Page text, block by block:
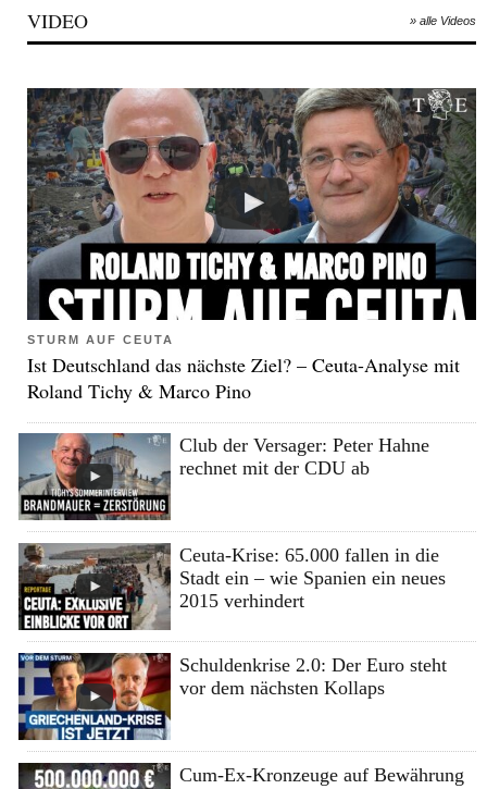
VIDEO » alle Videos
STURM AUF CEUTA
Ist Deutschland das nächste Ziel? – Ceuta-Analyse mit
Roland Tichy & Marco Pino
Club der Versager: Peter Hahne
rechnet mit der CDU ab
Ceuta-Krise: 65.000 fallen in die
Stadt ein – wie Spanien ein neues
2015 verhindert
Schuldenkrise 2.0: Der Euro steht
vor dem nächsten Kollaps
Cum-Ex-Kronzeuge auf Bewährung